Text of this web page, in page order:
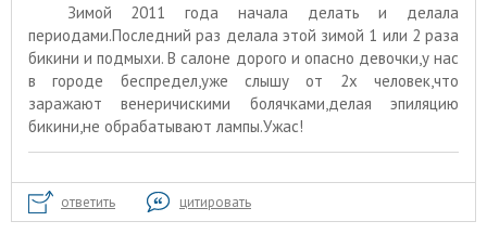
Зимой 2011 года начала делать и делала
периодами.Последний раз делала этой зимой 1 или 2 раза
бикини и подмыхи. В салоне дорого и опасно девочки,у нас
в городе беспредел,уже слышу от 2х человек,что
заражают венеричискими болячками,делая эпиляцию
бикини,не обрабатывают лампы.Ужас!
ответить цитировать